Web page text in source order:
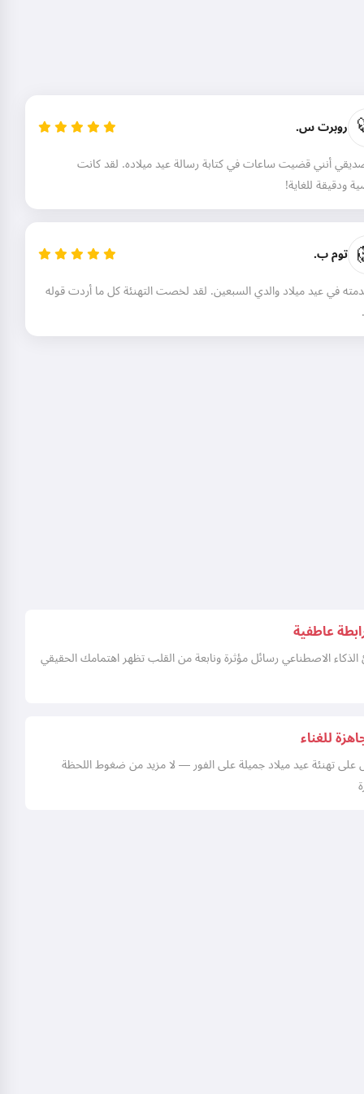
روبرت س.
أنني قضيت ساعات في كتابة رسالة عيد ميلاده. لقد كانت
ودقيقة للغاية!
توم ب.
في عيد ميلاد والدي السبعين. لقد لخصت التهنئة كل ما أردت قوله
عاطفية
الاصطناعي رسائل مؤثرة ونابعة من القلب تظهر اهتمامك الحقيقي
للغناء
تهنئة عيد ميلاد جميلة على الفور — لا مزيد من ضغوط اللحظة